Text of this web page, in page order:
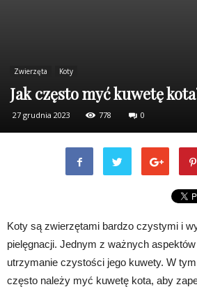
Zwierzęta Koty
Jak często myć kuwetę
27 grudnia 2023 778 0
Koty są zwierzętami bardzo czystymi i
pielęgnacji. Jednym z ważnych
utrzymanie czystości jego kuwety. W
często należy myć kuwetę kota, aby